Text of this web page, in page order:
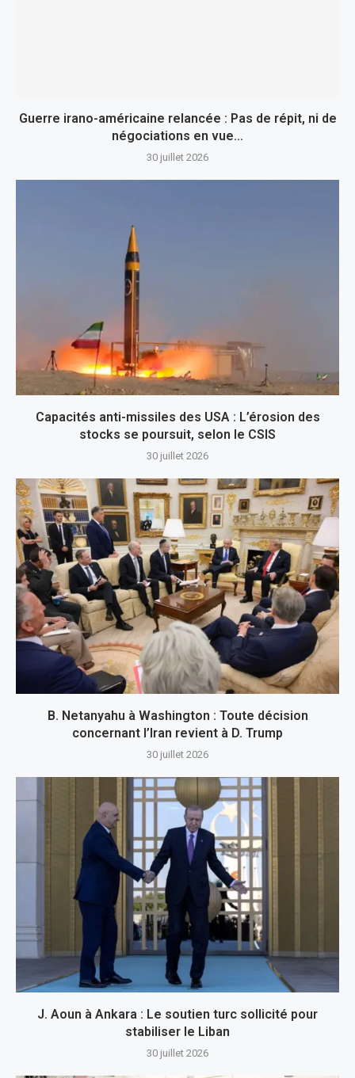
Guerre irano-américaine relancée : Pas de répit, ni de
négociations en vue…
30 juillet 2026
Capacités anti-missiles des USA : L’érosion des
stocks se poursuit, selon le CSIS
30 juillet 2026
B. Netanyahu à Washington : Toute décision
concernant l’Iran revient à D. Trump
30 juillet 2026
J. Aoun à Ankara : Le soutien turc sollicité pour
stabiliser le Liban
30 juillet 2026